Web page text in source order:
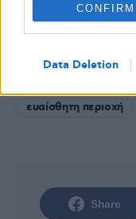
CONFIRM
Data Deletion
πρέπει να
ευαίσθητη περιοχή
Share